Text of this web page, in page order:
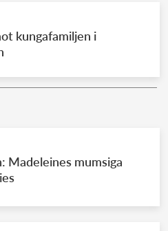
kungahuset
kungahuset
kungafamiljen i
Madeleines mumsiga